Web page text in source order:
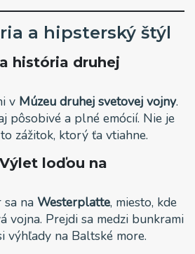
a hipsterský štýl
história druhej
v Múzeu druhej svetovej vojny.
pôsobivé a plné emócií. Nie je
zážitok, ktorý ťa vtiahne.
loďou na
na Westerplatte, miesto, kde
vojna. Prejdi sa medzi bunkrami
výhľady na Baltské more.